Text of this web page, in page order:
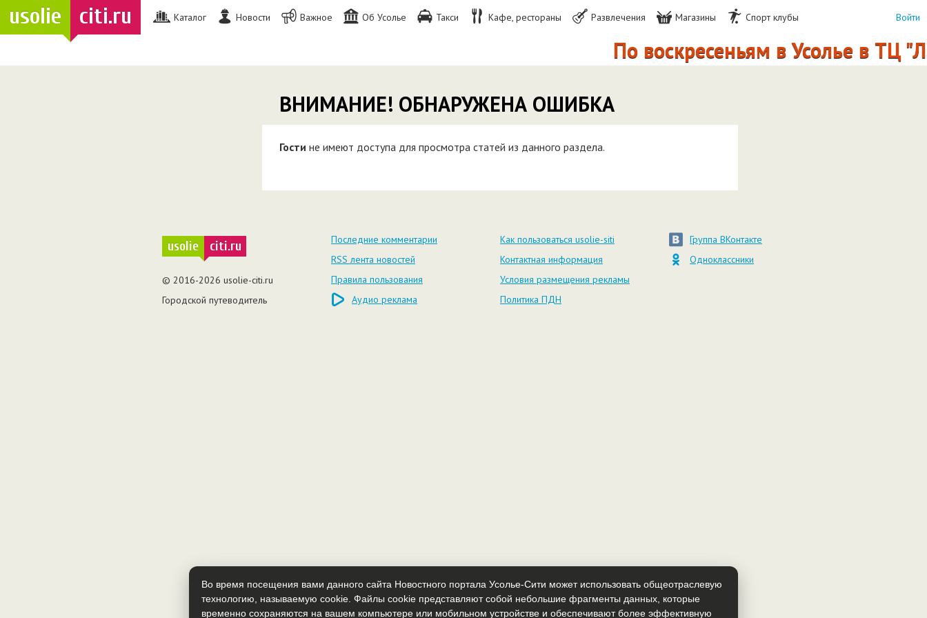
usolie citi.ru Каталог Новости Важное Об Усолье Такси Кафе, рестораны Развлечения Магазины Спорт клубы
По воскресеньям в Усолье в ТЦ
Войти
ВНИМАНИЕ! ОБНАРУЖЕНА ОШИБКА
Гости не имеют доступа для просмотра статей из данного раздела.
Во время посещения вами данного сайта Новостного портала Усолье-Сити может использовать общеотраслевую
технологию, называемую cookie. Файлы cookie представляют собой небольшие фрагменты данных, которые
временно сохраняются на вашем компьютере или мобильном устройстве и обеспечивают более эффективную
usolie citi.ru
© 2016-2026 usolie-citi.ru
Городской путеводитель
Последние комментарии
RSS лента новостей
Правила пользования
Аудио реклама
Как пользоваться usolie-siti
Контактная информация
Условия размещения рекламы
Политика ПДН
Группа ВКонтакте
Одноклассники